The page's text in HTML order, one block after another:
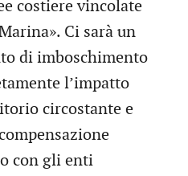
costiere vincolate
Ci sarà un
di imboschimento
l’impatto
circostante e
con gli enti